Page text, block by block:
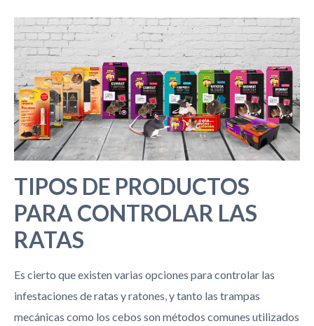
TIPOS DE PRODUCTOS
PARA CONTROLAR LAS
RATAS
Es cierto que existen varias opciones para controlar las
infestaciones de ratas y ratones, y tanto las trampas
mecánicas como los cebos son métodos comunes utilizados